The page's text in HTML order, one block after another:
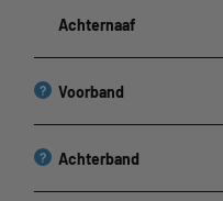
Achternaaf
Voorband
?
Achterband
?